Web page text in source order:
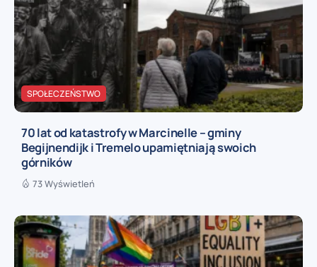
SPOŁECZEŃSTWO
70 lat od katastrofy w Marcinelle – gminy
Begijnendijk i Tremelo upamiętniają swoich
górników
73 Wyświetleń